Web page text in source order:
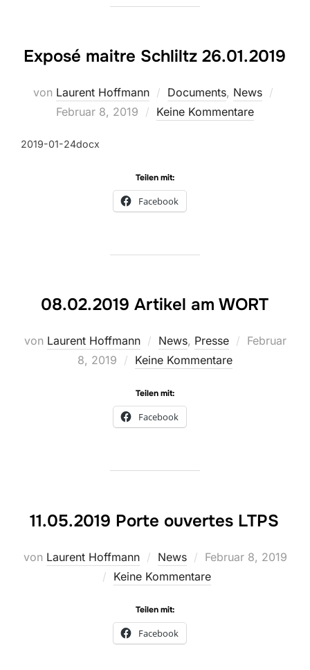
Exposé maitre Schliltz 26.01.2019
von Laurent Hoffmann Documents, News
Februar 8, 2019 Keine Kommentare
2019-01-24docx
Teilen mit:
Facebook
08.02.2019 Artikel am WORT
von Laurent Hoffmann News, Presse
Februar
8, 2019
Keine Kommentare
Teilen mit:
Facebook
11.05.2019 Porte ouvertes LTPS
von Laurent Hoffmann News
Veröffentlicht
am
Februar 8, 2019
Keine Kommentare
Teilen mit:
Facebook